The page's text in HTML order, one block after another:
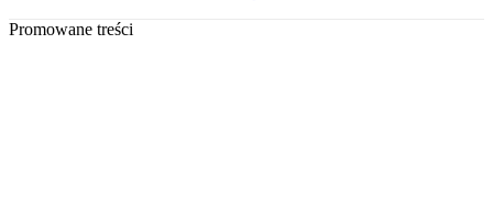
Promowane treści